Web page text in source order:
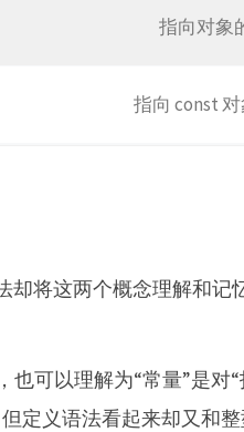
指向对象
指向 const
将这两个概念理解和
也可以理解为“常量”是对
定义语法看起来却又和